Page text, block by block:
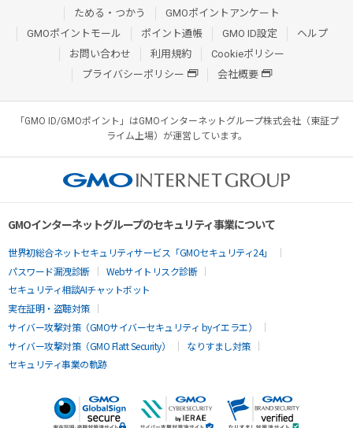
ためる・つかう
GMOポイントアンケート
GMOポイントモール
ポイント通帳 GMO ID設定
ヘルプ
お問い合わせ
利用規約
Cookieポリシー
プライバシーポリシー
会社概要
「GMO ID/GMOポイント」はGMOインターネットグループ株式会社（東証プ
ライム上場）が運営しています。
GMOインターネットグループのセキュリティ事業について
世界初総合ネットセキュリティサービス「GMOセキュリティ24」
パスワード漏洩診断
Webサイトリスク診断
セキュリティ相談AIチャットボット
実在証明・盗聴対策
サイバー攻撃対策（GMOサイバーセキュリティ byイエラエ）
サイバー攻撃対策（GMO Flatt Security）
なりすまし対策
セキュリティ事業の軌跡